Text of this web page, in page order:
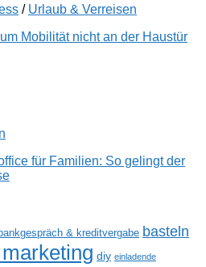
/ Urlaub & Verreisen
Mobilität nicht an der Haustür
für Familien: So gelingt der
bankgespräch & kreditvergabe basteln
diy einladende